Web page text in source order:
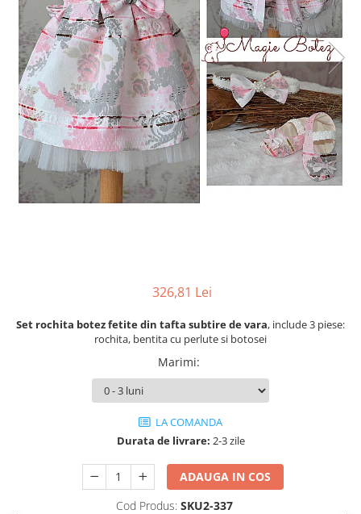
Cercei din aur dama
Cercei de aur lungi cu lant
Cercei din aur tortite
Cercei din aur alb
Cercei aur cu surub
326,81 Lei
Set rochita botez fetite din tafta subtire de vara, include 3 piese:
rochita, bentita cu perlute si botosei
Marimi:
LA COMANDA
Durata de livrare: 2-3 zile
ADAUGA IN COS
Cod Produs: SKU2-337